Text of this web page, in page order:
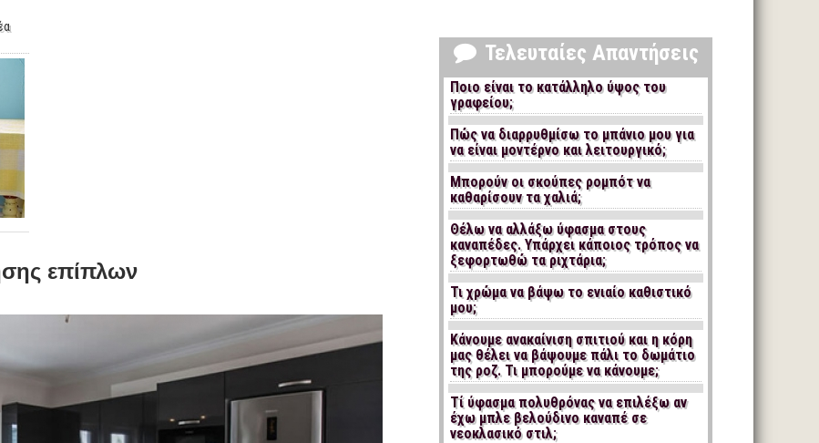
επίπλων
Τελευταίες Απαντήσεις
Ποιο είναι το κατάλληλο ύψος του
γραφείου;
Πώς να διαρρυθμίσω το μπάνιο μου για
να είναι μοντέρνο και λειτουργικό;
Μπορούν οι σκούπες ρομπότ να
καθαρίσουν τα χαλιά;
Θέλω να αλλάξω ύφασμα στους
καναπέδες. Υπάρχει κάποιος τρόπος να
ξεφορτωθώ τα ριχτάρια;
Τι χρώμα να βάψω το ενιαίο καθιστικό
μου;
Κάνουμε ανακαίνιση σπιτιού και η κόρη
μας θέλει να βάψουμε πάλι το δωμάτιο
της ροζ. Τι μπορούμε να κάνουμε;
Τί ύφασμα πολυθρόνας να επιλέξω αν
έχω μπλε βελούδινο καναπέ σε
νεοκλασικό στιλ;